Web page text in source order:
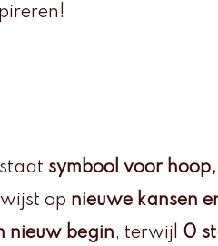
symbool voor
op nieuwe kansen
nieuw begin, terwijl 0